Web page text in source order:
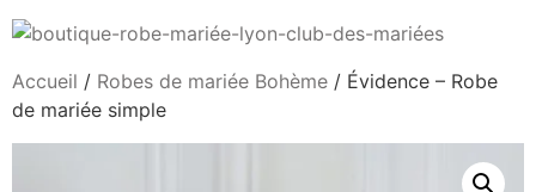
Accueil / Robes de mariée Bohème / Évidence – Robe
de mariée simple